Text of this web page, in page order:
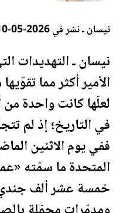
نيسان ـ نشر في 2026-05-10 الساعة 10:23
نيسان ـ التهديدات
الأمير أكثر مما
لعلّها كانت واحدة
في التاريخ؛ إذ لم
ففي يوم الاثنين
المتحدةما سمّته
خمسة عشر ألف